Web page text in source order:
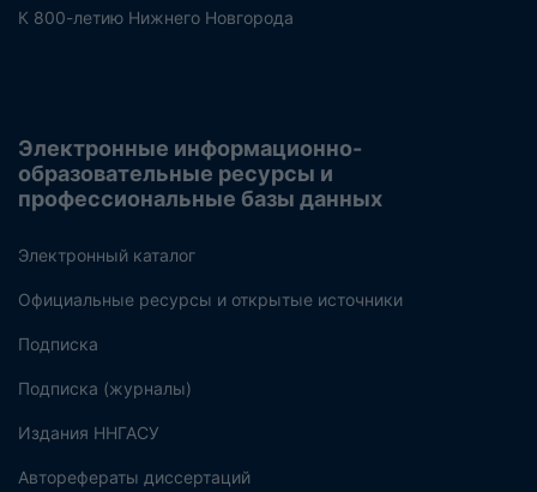
К 800-летию Нижнего Новгорода
Электронные информационно-
образовательные ресурсы и
профессиональные базы данных
Электронный каталог
Официальные ресурсы и открытые источники
Подписка
Подписка (журналы)
Издания ННГАСУ
Авторефераты диссертаций